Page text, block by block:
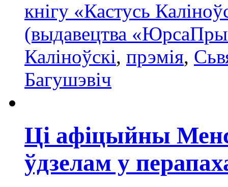
кнігу «Кастусь
(выдавецтва
Каліноўскі, прэмія,
Багушэвіч
Ці афіцыйны
ўдзелам у